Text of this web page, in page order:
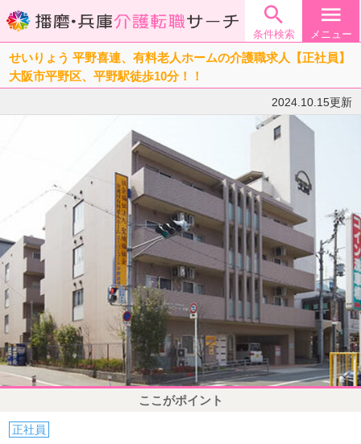

条件検索
menu
メニュー
せいりょう 平野喜連、有料老人ホームの介護職求人【正社員】
大阪市平野区、平野駅徒歩10分！！
2024.10.15更新
ここがポイント
正社員